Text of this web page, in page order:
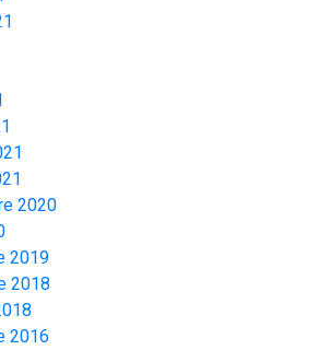
2020
2019
2018
2016